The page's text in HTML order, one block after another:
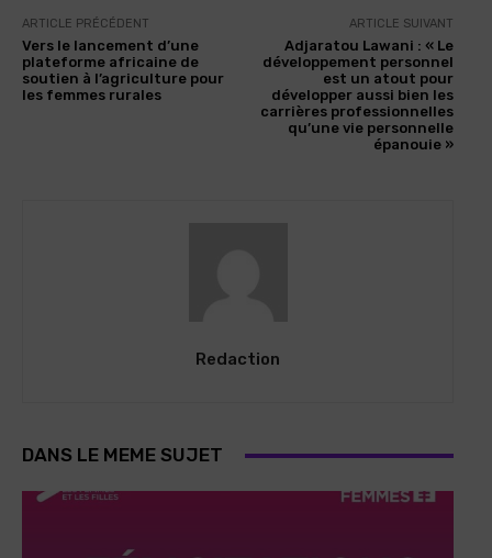
ARTICLE PRÉCÉDENT
Vers le lancement d’une
plateforme africaine de
soutien à l’agriculture pour
les femmes rurales
ARTICLE SUIVANT
Adjaratou Lawani : « Le
développement personnel
est un atout pour
développer aussi bien les
carrières professionnelles
qu’une vie personnelle
épanouie »
Redaction
DANS LE MEME SUJET